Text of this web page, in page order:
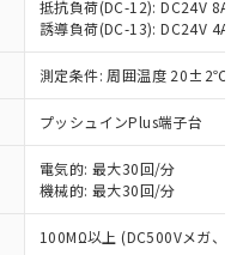
抵抗負荷(DC-12): DC24V 8A/
誘導負荷(DC-13): DC24V 4A/
測定条件: 周囲温度 20±2℃、
プッシュインPlus端子台
電気的: 最大30回/分
機械的: 最大30回/分
100MΩ以上 (DC500Vメガ、点
き、同意のうえ
および標準価格
いただくもので
扱商品の中には、
指令（10物質）の
対応品を出す予
指令（10物質）の
または確認中の
ど無形物で、有
品です。
率が中国RoHSの
率が中国RoHSの